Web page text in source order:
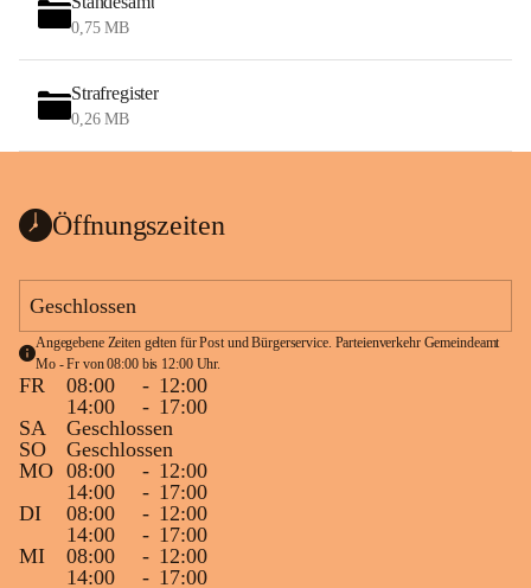
0,75 MB
Strafregister
0,26 MB
Öffnungszeiten
Geschlossen
Angegebene Zeiten gelten für Post und Bürgerservice. Parteienverkehr Gemeindeamt
Mo - Fr von 08:00 bis 12:00 Uhr.
FR 08:00 - 12:00
14:00
- 17:00
SA
Geschlossen
SO
Geschlossen
MO 08:00 - 12:00
14:00
- 17:00
DI
08:00 - 12:00
14:00
- 17:00
MI
08:00 - 12:00
14:00
- 17:00